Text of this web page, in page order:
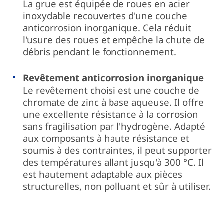
La grue est équipée de roues en acier
inoxydable recouvertes d'une couche
anticorrosion inorganique. Cela réduit
l'usure des roues et empêche la chute de
débris pendant le fonctionnement.
Revêtement anticorrosion inorganique
Le revêtement choisi est une couche de
chromate de zinc à base aqueuse. Il offre
une excellente résistance à la corrosion
sans fragilisation par l'hydrogène. Adapté
aux composants à haute résistance et
soumis à des contraintes, il peut supporter
des températures allant jusqu'à 300 °C. Il
est hautement adaptable aux pièces
structurelles, non polluant et sûr à utiliser.